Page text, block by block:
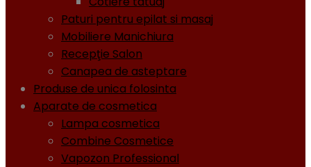
Paturi pentru epilat si masaj
Mobiliere Manichiura
Recepţie Salon
Canapea de asteptare
Produse de unica folosinta
Aparate de cosmetica
Lampa cosmetica
Combine Cosmetice
Vapozon Professional